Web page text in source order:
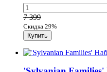
7 399
Скидка 29%